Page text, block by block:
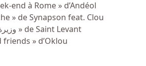
end à Rome » d’Andéol
» de Synapson feat. Clou
« WAZIRA / وزيرة » de Saint Levant
» d’Oklou